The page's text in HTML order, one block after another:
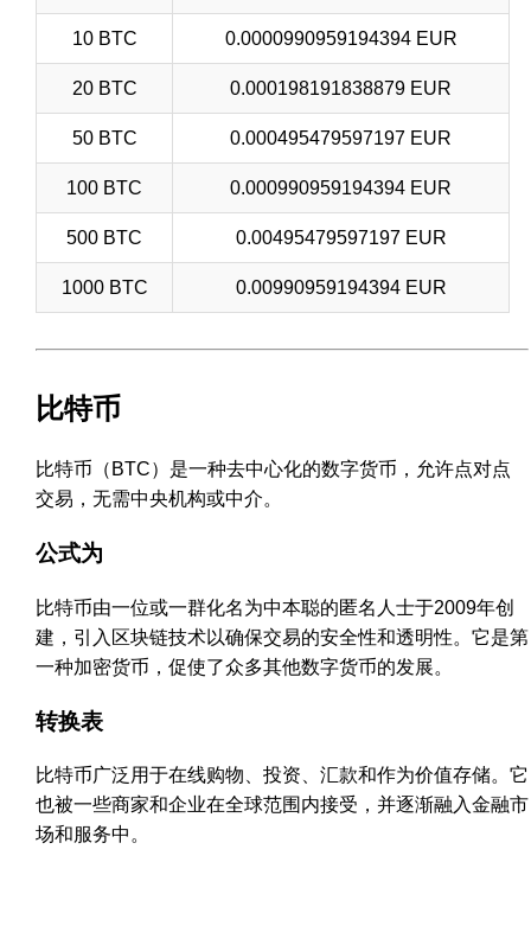
10 BTC 0.0000990959194394 EUR
20 BTC 0.000198191838879 EUR
50 BTC 0.000495479597197 EUR
100 BTC 0.000990959194394 EUR
500 BTC 0.00495479597197 EUR
1000 BTC 0.00990959194394 EUR
比特币
比特币（BTC）是一种去中心化的数字货币，允许点对点
交易，无需中央机构或中介。
公式为
比特币由一位或一群化名为中本聪的匿名人士于2009年创
建，引入区块链技术以确保交易的安全性和透明性。它是第
一种加密货币，促使了众多其他数字货币的发展。
转换表
比特币广泛用于在线购物、投资、汇款和作为价值存储。它
也被一些商家和企业在全球范围内接受，并逐渐融入金融市
场和服务中。